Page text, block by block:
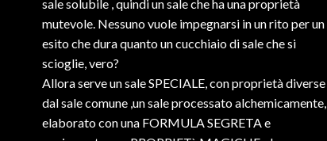
sale solubile , quindi un sale che ha una proprietà
mutevole. Nessuno vuole impegnarsi in un rito per un
esito che dura quanto un cucchiaio di sale che si
scioglie, vero?
Allora serve un sale SPECIALE, con proprietà diverse
dal sale comune ,un sale processato alchemicamente,
elaborato con una FORMULA SEGRETA e